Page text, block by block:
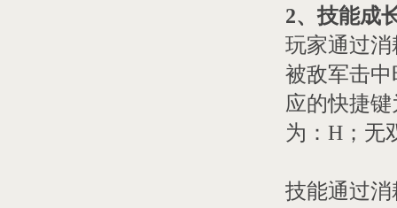
2、技能成
玩家通过
被敌军击
应的快捷
为：H；无
技能通过